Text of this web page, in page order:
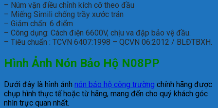
– Núm vặn điều chỉnh kích cỡ theo đầu
– Miếng Simili chống trầy xước trán
– Giảm chấn: 6 điểm
– Công dụng: Cách điện 6600V, chịu va đập bảo vệ đầu.
– Tiêu chuẩn : TCVN 6407:1998 – QCVN 06:2012 / BLĐTBXH.
Hình Ảnh Nón Bảo Hộ N08PP
Dưới đây là hình ảnh nón bảo hộ công trường chính hãng được
chụp hình thực tế hoặc từ hãng, mang đến cho quý khách góc
nhìn trực quan nhất.